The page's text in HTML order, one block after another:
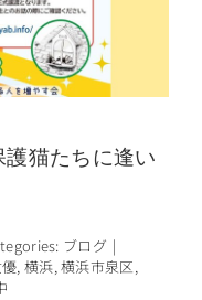
猫たちに逢い
ブログ |
,横浜,横浜市泉区,